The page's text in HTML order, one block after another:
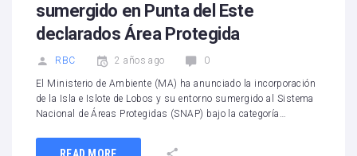
sumergido en Punta del Este
declarados Área Protegida
RBC 2 años ago 0
El Ministerio de Ambiente (MA) ha anunciado la incorporación
de la Isla e Islote de Lobos y su entorno sumergido al Sistema
Nacional de Áreas Protegidas (SNAP) bajo la categoría…
READ MORE